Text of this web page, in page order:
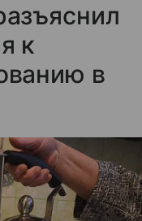
к
в